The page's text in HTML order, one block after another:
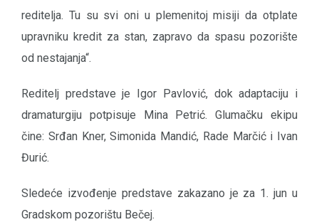
reditelja. Tu su svi oni u plemenitoj misiji da otplate
upravniku kredit za stan, zapravo da spasu pozorište
od nestajanja“.
Reditelj predstave je Igor Pavlović, dok adaptaciju i
dramaturgiju potpisuje Mina Petrić. Glumačku ekipu
čine: Srđan Kner, Simonida Mandić, Rade Marčić i Ivan
Đurić.
Sledeće izvođenje predstave zakazano je za 1. jun u
Gradskom pozorištu Bečej.